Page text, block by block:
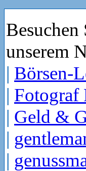
Besuchen
unserem
| Börsen-
| Fotograf
| Geld &
|
|